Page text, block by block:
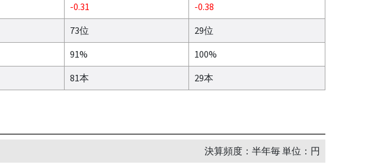
-0.31
-0.38
73位
29位
91%
100%
81本 29本
決算頻度：半年毎 単位：円